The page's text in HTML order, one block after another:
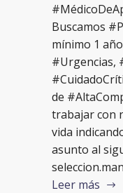
Buscamos
mínimo 1
#Urgencias,
de
trabajar con
vida
asunto al
Leer más